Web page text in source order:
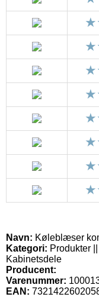
Navn: Køleblæser
Kategori: Produkter
Kabinetsdele
Producent:
Varenummer:
EAN: